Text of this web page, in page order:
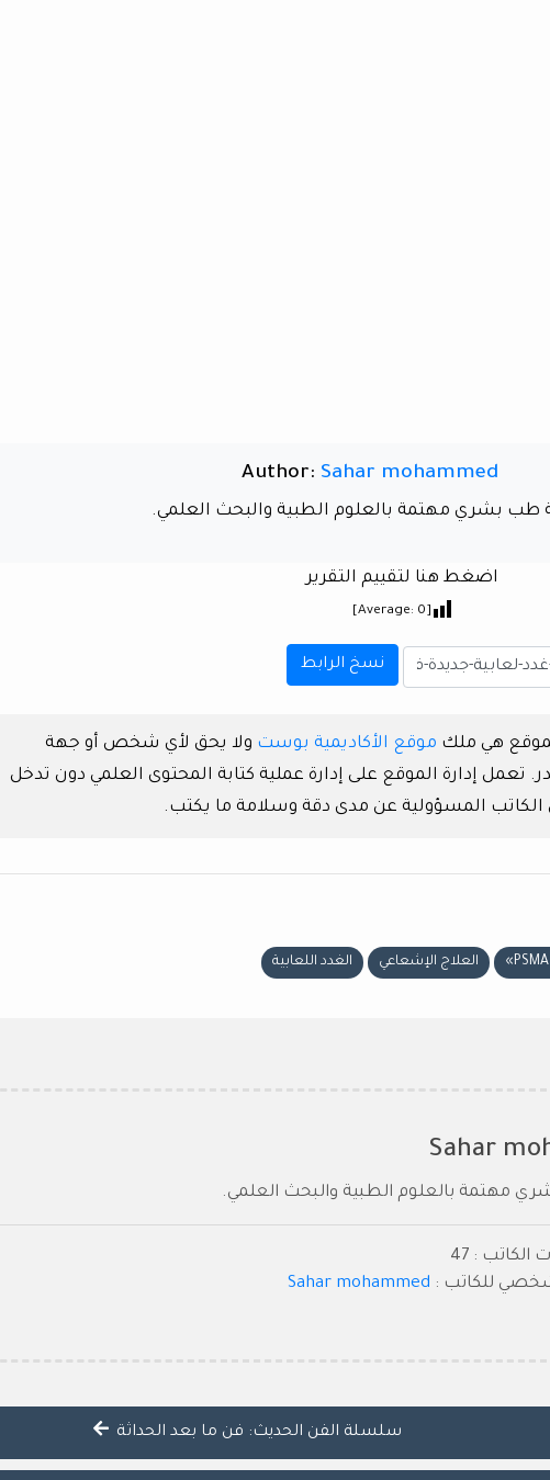
Author: Sahar mohammed
طب بشري مهتمة بالعلوم الطبية والبحث العلمي.
اضغط هنا لتقييم التقرير
[Average:
0
]
نسخ الرابط
هي ملك موقع الأكاديمية بوست ولا يحق لأي شخص أو جهة
تعمل إدارة الموقع على إدارة عملية كتابة المحتوى العلمي دون تدخل
المسؤولية عن مدى دقة وسلامة ما يكتب.
العلاج الإشعاعي الغدد اللعابية
Sahar
مهتمة بالعلوم الطبية والبحث العلمي.
: 47
للكاتب : Sahar mohammed
سلسلة الفن الحديث: فن ما بعد الحداثة